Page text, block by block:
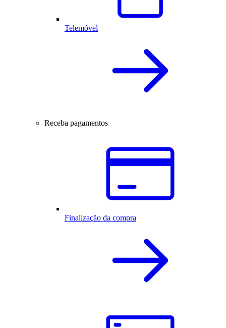
Telemóvel
Receba pagamentos
Finalização da compra